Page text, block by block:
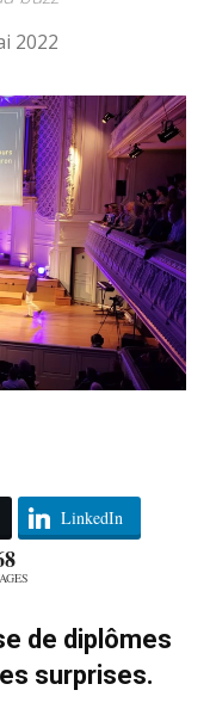
2022
LinkedIn
de diplômes
surprises.